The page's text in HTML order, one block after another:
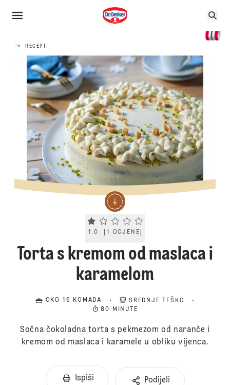
RECEPTI
Current rating 1.0. Click to rate.
1.0 1 OCJENE
Torta s kremom od maslaca i
karamelom
OKO 16 KOMADA
SREDNJE TEŠKO
80 MINUTE
Sočna čokoladna torta s pekmezom od naranče i
kremom od maslaca i karamele u obliku vijenca.
Ispiši Podijeli